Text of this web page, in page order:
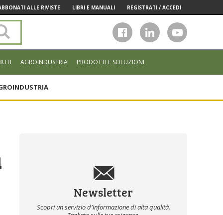
ALLE RIVISTE LIBRI E MANUALI REGISTRATI / ACCEDI
sito
AGROINDUSTRIA PRODOTTI E SOLUZIONI
Newsletter
Scopri un servizio d'informazione di alta qualità.